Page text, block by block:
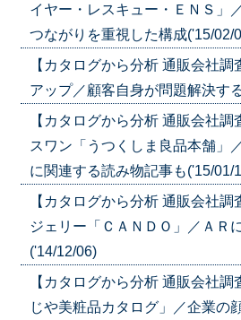
イヤー・レスキュー・ＥＮＳ」
つながりを重視した構成('15/02/
【カタログから分析 通販会社
アップ／顧客自身が問題解決す
【カタログから分析 通販会社
スワン「うつくしま良品本舗」
に関連する読み物記事も('15/01/
【カタログから分析 通販会社
ジェリー「ＣＡＮＤＯ」／ＡＲ
('14/12/06)
【カタログから分析 通販会社
じや美粧品カタログ」／企業の